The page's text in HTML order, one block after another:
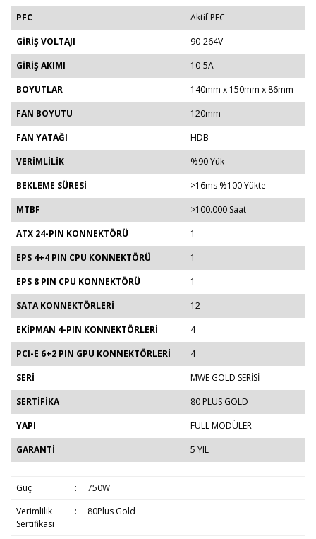
PFC
Aktif PFC
GİRİŞ VOLTAJI
90-264V
GİRİŞ AKIMI
10-5A
BOYUTLAR
140mm x 150mm x 86mm
FAN BOYUTU
120mm
FAN YATAĞI
HDB
VERİMLİLİK
%90 Yük
BEKLEME SÜRESİ
>16ms %100 Yükte
MTBF
>100.000 Saat
ATX 24-PIN KONNEKTÖRÜ
1
EPS 4+4 PIN CPU KONNEKTÖRÜ
1
EPS 8 PIN CPU KONNEKTÖRÜ
1
SATA KONNEKTÖRLERİ
12
EKİPMAN 4-PIN KONNEKTÖRLERİ
4
PCI-E 6+2 PIN GPU KONNEKTÖRLERİ
4
SERİ
MWE GOLD SERİSİ
SERTİFİKA
80 PLUS GOLD
YAPI
FULL MODÜLER
GARANTİ
5 YIL
Güç :
750W
Verimlilik
Sertifikası
: 80Plus Gold